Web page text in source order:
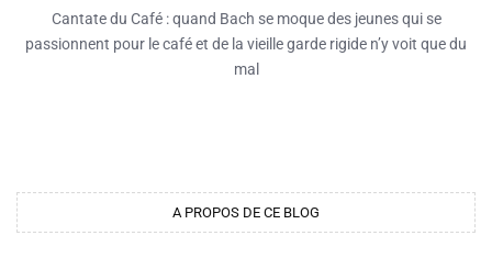
Cantate du Café : quand Bach se moque des jeunes qui se
passionnent pour le café et de la vieille garde rigide n’y voit que du
mal
A PROPOS DE CE BLOG